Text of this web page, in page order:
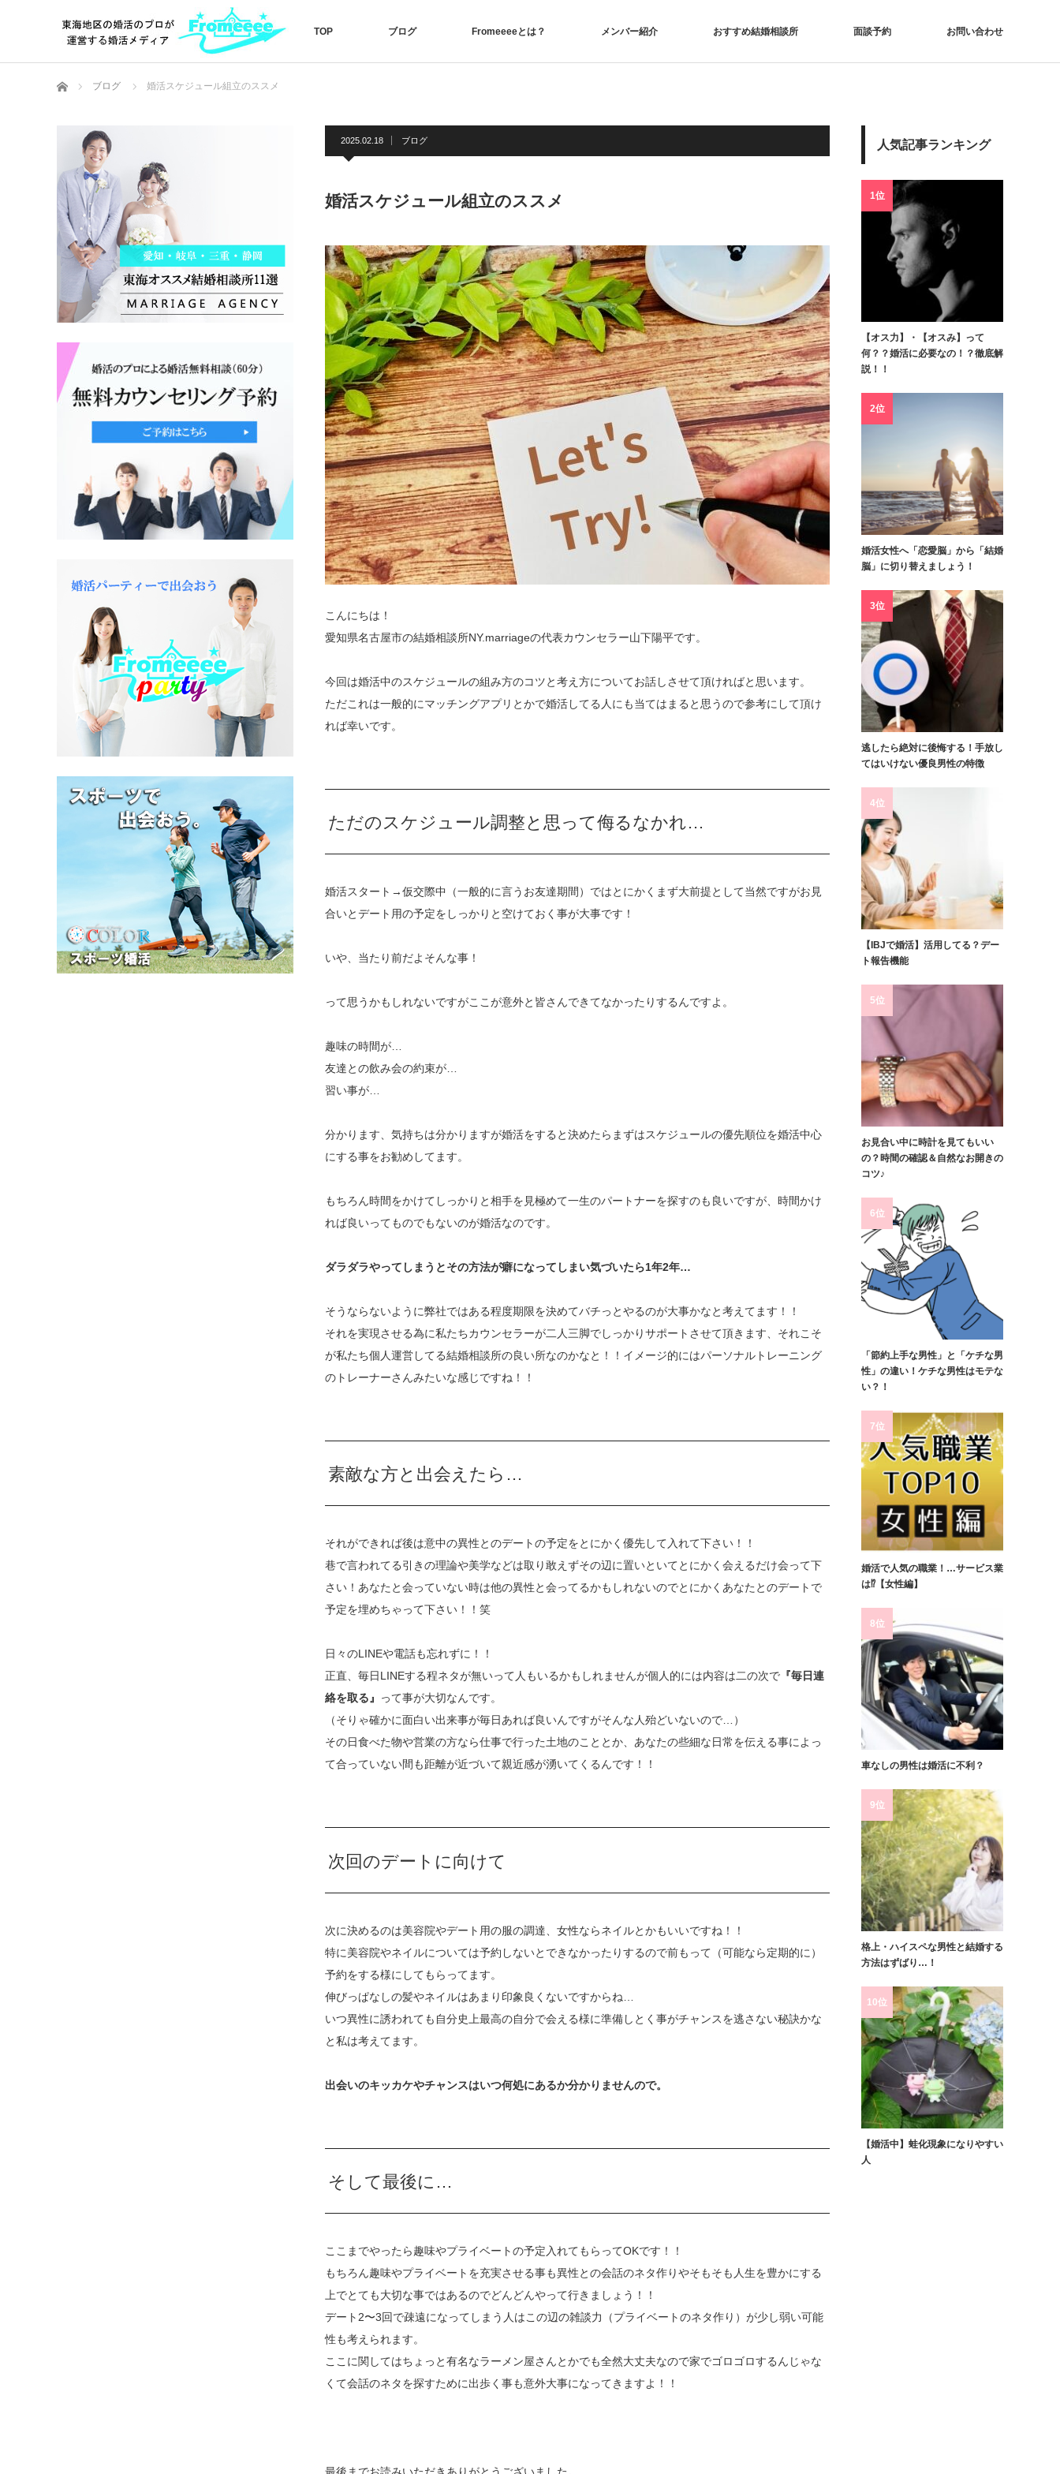
TOP ブログ Fromeeeeとは？ メンバー紹介 おすすめ結婚相談所 面談予約 お問い合わせ
ホーム ブログ 婚活スケジュール組立のススメ
2025.02.18 ブログ
婚活スケジュール組立のススメ
こんにちは！
愛知県名古屋市の結婚相談所NY.marriageの代表カウンセラー山下陽平です。
今回は婚活中のスケジュールの組み方のコツと考え方についてお話しさせて頂ければと思います。
ただこれは一般的にマッチングアプリとかで婚活してる人にも当てはまると思うので参考にして頂け
れば幸いです。
ただのスケジュール調整と思って侮るなかれ…
婚活スタート→仮交際中（一般的に言うお友達期間）ではとにかくまず大前提として当然ですがお見
合いとデート用の予定をしっかりと空けておく事が大事です！
いや、当たり前だよそんな事！
って思うかもしれないですがここが意外と皆さんできてなかったりするんですよ。
趣味の時間が…
友達との飲み会の約束が…
習い事が…
分かります、気持ちは分かりますが婚活をすると決めたらまずはスケジュールの優先順位を婚活中心
にする事をお勧めしてます。
もちろん時間をかけてしっかりと相手を見極めて一生のパートナーを探すのも良いですが、時間かけ
れば良いってものでもないのが婚活なのです。
ダラダラやってしまうとその方法が癖になってしまい気づいたら1年2年…
そうならないように弊社ではある程度期限を決めてバチっとやるのが大事かなと考えてます！！
それを実現させる為に私たちカウンセラーが二人三脚でしっかりサポートさせて頂きます、それこそ
が私たち個人運営してる結婚相談所の良い所なのかなと！！イメージ的にはパーソナルトレーニング
のトレーナーさんみたいな感じですね！！
素敵な方と出会えたら…
それができれば後は意中の異性とのデートの予定をとにかく優先して入れて下さい！！
巷で言われてる引きの理論や美学などは取り敢えずその辺に置いといてとにかく会えるだけ会って下
さい！あなたと会っていない時は他の異性と会ってるかもしれないのでとにかくあなたとのデートで
予定を埋めちゃって下さい！！笑
日々のLINEや電話も忘れずに！！
正直、毎日LINEする程ネタが無いって人もいるかもしれませんが個人的には内容は二の次で 『毎日連
絡を取る』
って事が大切なんです。
（そりゃ確かに面白い出来事が毎日あれば良いんですがそんな人殆どいないので…）
その日食べた物や営業の方なら仕事で行った土地のこととか、あなたの些細な日常を伝える事によっ
て合っていない間も距離が近づいて親近感が湧いてくるんです！！
次回のデートに向けて
次に決めるのは美容院やデート用の服の調達、女性ならネイルとかもいいですね！！
特に美容院やネイルについては予約しないとできなかったりするので前もって（可能なら定期的に）
予約をする様にしてもらってます。
伸びっぱなしの髪やネイルはあまり印象良くないですからね…
いつ異性に誘われても自分史上最高の自分で会える様に準備しとく事がチャンスを逃さない秘訣かな
と私は考えてます。
出会いのキッカケやチャンスはいつ何処にあるか分かりませんので。
そして最後に…
ここまでやったら趣味やプライベートの予定入れてもらってOKです！！
もちろん趣味やプライベートを充実させる事も異性との会話のネタ作りやそもそも人生を豊かにする
上でとても大切な事ではあるのでどんどんやって行きましょう！！
デート2〜3回で疎遠になってしまう人はこの辺の雑談力（プライベートのネタ作り）が少し弱い可能
性も考えられます。
ここに関してはちょっと有名なラーメン屋さんとかでも全然大丈夫なので家でゴロゴロするんじゃな
くて会話のネタを探すために出歩く事も意外大事になってきますよ！！
最後までお読みいただきありがとうございました。
人気記事ランキング
1位
【オス力】・【オスみ】って
何？？婚活に必要なの！？徹底解
説！！
2位
婚活女性へ「恋愛脳」から「結婚
脳」に切り替えましょう！
3位
逃したら絶対に後悔する！手放し
てはいけない優良男性の特徴
4位
【IBJで婚活】活用してる？デー
ト報告機能
5位
お見合い中に時計を見てもいい
の？時間の確認＆自然なお開きの
コツ♪
6位
「節約上手な男性」と「ケチな男
性」の違い！ケチな男性はモテな
い？！
7位
婚活で人気の職業！…サービス業
は⁉【女性編】
8位
車なしの男性は婚活に不利？
9位
格上・ハイスペな男性と結婚する
方法はずばり…！
10位
【婚活中】蛙化現象になりやすい
人